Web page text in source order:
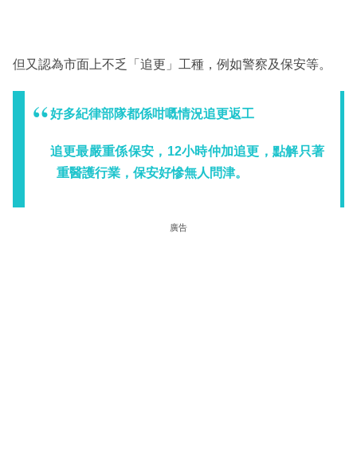
但又認為市面上不乏「追更」工種，例如警察及保安等。
好多紀律部隊都係咁嘅情況追更返工
追更最嚴重係保安，12小時仲加追更，點解只著
重醫護行業，保安好慘無人問津。
廣告